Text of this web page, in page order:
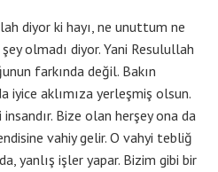
diyor ki hayı, ne unuttum ne
olmadı diyor. Yani Resulullah
farkında değil. Bakın
iyice aklımıza yerleşmiş olsun.
Bize olan herşey ona da
vahiy gelir. O vahyi tebliğ
yanlış işler yapar. Bizim gibi bir